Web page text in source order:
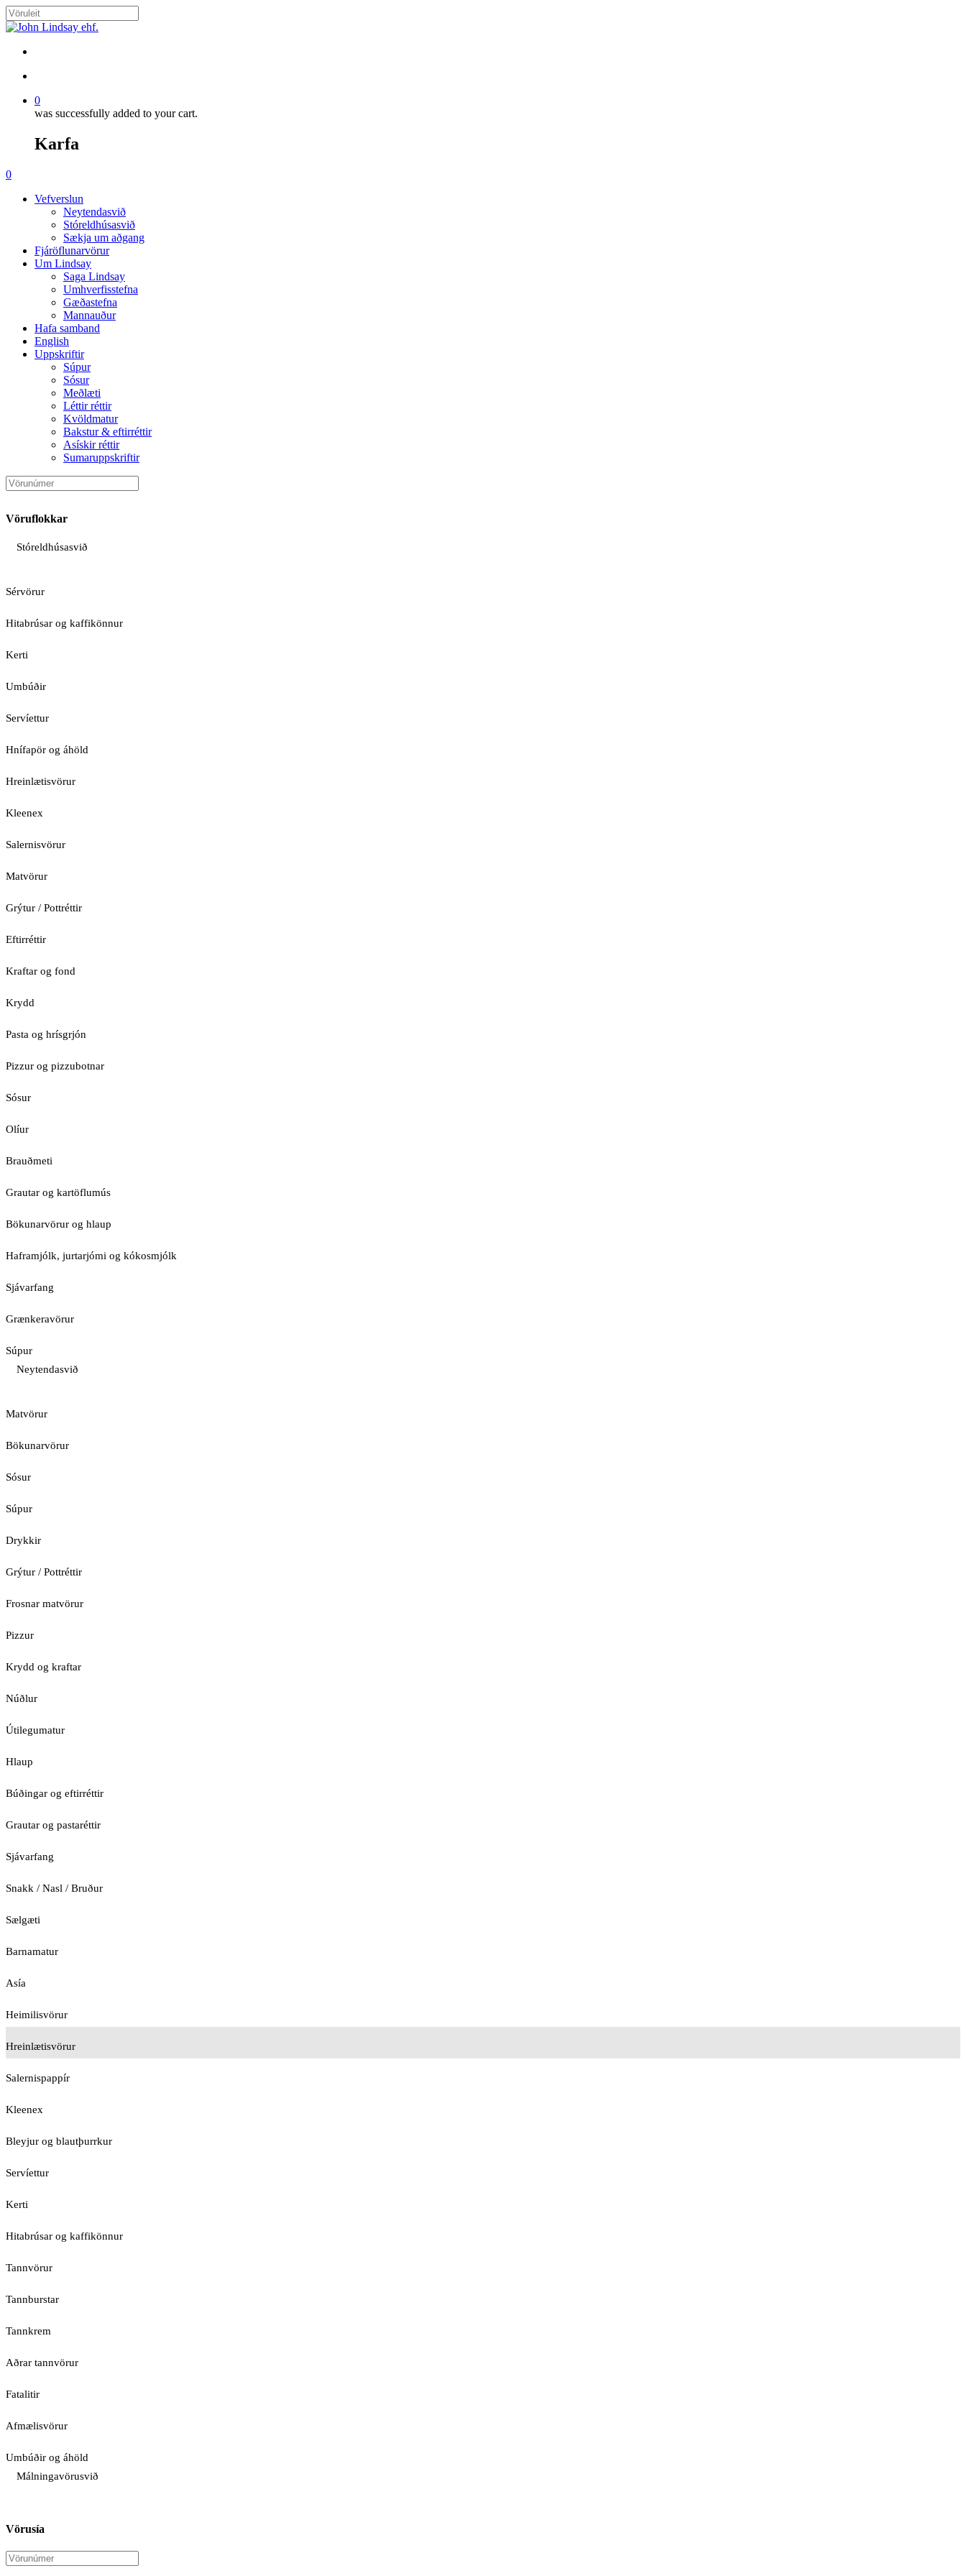
Skip
to
content
Close
0
was successfully added to your cart.
Karfa
Menu
search
account
0
Vefverslun
Neytendasvið
Stóreldhúsasvið
Sækja um aðgang
Fjáröflunarvörur
Um Lindsay
Saga Lindsay
Umhverfisstefna
Gæðastefna
Mannauður
Hafa samband
English
Uppskriftir
Súpur
Sósur
Meðlæti
Léttir réttir
Kvöldmatur
Bakstur & eftirréttir
Asískir réttir
Sumaruppskriftir
Vöruflokkar
Stóreldhúsasvið
Sérvörur
Hitabrúsar og kaffikönnur
Kerti
Umbúðir
Servíettur
Hnífapör og áhöld
Hreinlætisvörur
Kleenex
Salernisvörur
Matvörur
Grýtur / Pottréttir
Eftirréttir
Kraftar og fond
Krydd
Pasta og hrísgrjón
Pizzur og pizzubotnar
Sósur
Olíur
Brauðmeti
Grautar og kartöflumús
Bökunarvörur og hlaup
Haframjólk, jurtarjómi og kókosmjólk
Sjávarfang
Grænkeravörur
Súpur
Neytendasvið
Matvörur
Bökunarvörur
Sósur
Súpur
Drykkir
Grýtur / Pottréttir
Frosnar matvörur
Pizzur
Krydd og kraftar
Núðlur
Útilegumatur
Hlaup
Búðingar og eftirréttir
Grautar og pastaréttir
Sjávarfang
Snakk / Nasl / Bruður
Sælgæti
Barnamatur
Asía
Heimilisvörur
Hreinlætisvörur
Salernispappír
Kleenex
Bleyjur og blautþurrkur
Servíettur
Kerti
Hitabrúsar og kaffikönnur
Tannvörur
Tannburstar
Tannkrem
Aðrar tannvörur
Fatalitir
Afmælisvörur
Umbúðir og áhöld
Málningavörusvið
Vörusía